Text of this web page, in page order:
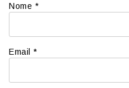
Nome *
Email *